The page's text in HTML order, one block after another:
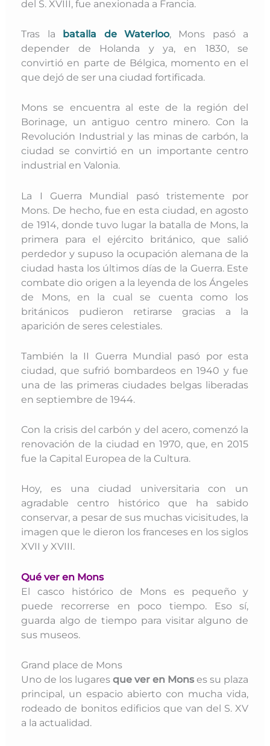
del S. XVIII, fue anexionada a Francia.
Tras la batalla de Waterloo, Mons pasó a
depender de Holanda y ya, en 1830, se
convirtió en parte de Bélgica, momento en el
que dejó de ser una ciudad fortificada.
Mons se encuentra al este de la región del
Borinage, un antiguo centro minero. Con la
Revolución Industrial y las minas de carbón, la
ciudad se convirtió en un importante centro
industrial en Valonia.
La I Guerra Mundial pasó tristemente por
Mons. De hecho, fue en esta ciudad, en agosto
de 1914, donde tuvo lugar la batalla de Mons, la
primera para el ejército británico, que salió
perdedor y supuso la ocupación alemana de la
ciudad hasta los últimos días de la Guerra. Este
combate dio origen a la leyenda de los Ángeles
de Mons, en la cual se cuenta como los
británicos pudieron retirarse gracias a la
aparición de seres celestiales.
También la II Guerra Mundial pasó por esta
ciudad, que sufrió bombardeos en 1940 y fue
una de las primeras ciudades belgas liberadas
en septiembre de 1944.
Con la crisis del carbón y del acero, comenzó la
renovación de la ciudad en 1970, que, en 2015
fue la Capital Europea de la Cultura.
Hoy, es una ciudad universitaria con un
agradable centro histórico que ha sabido
conservar, a pesar de sus muchas vicisitudes, la
imagen que le dieron los franceses en los siglos
XVII y XVIII.
Qué ver en Mons
El casco histórico de Mons es pequeño y
puede recorrerse en poco tiempo. Eso sí,
guarda algo de tiempo para visitar alguno de
sus museos.
Grand place de Mons
Uno de los lugaresque ver en Mons es su plaza
principal, un espacio abierto con mucha vida,
rodeado de bonitos edificios que van del S. XV
a la actualidad.